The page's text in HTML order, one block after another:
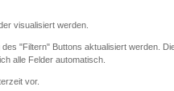
visualisiert werden.
"Filtern" Buttons aktualisiert werden.
alle Felder automatisch.
vor.